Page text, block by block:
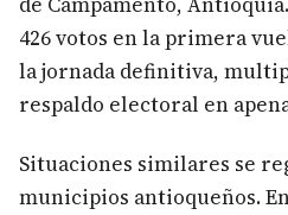
426 votos en la primera
la jornada definitiva,
respaldo electoral en
Situaciones similares se
municipios antioqueños.